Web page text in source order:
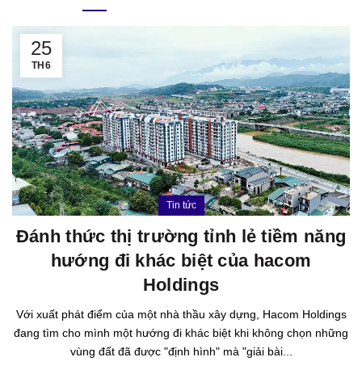
25
TH6
Tin tức
Đánh thức thị trường tỉnh lẻ tiềm năng
hướng đi khác biệt của hacom
Holdings
Với xuất phát điểm của một nhà thầu xây dựng, Hacom Holdings
đang tìm cho mình một hướng đi khác biệt khi không chọn những
vùng đất đã được "định hình" mà "giải bài...